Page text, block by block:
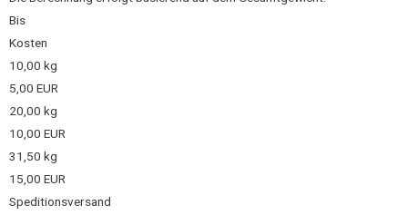
Bis
Kosten
10,00 kg
5,00 EUR
20,00 kg
10,00 EUR
31,50 kg
15,00 EUR
Speditionsversand